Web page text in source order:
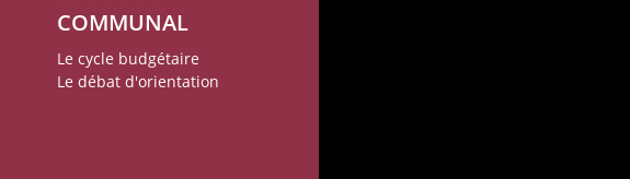
COMMUNAL
Le cycle budgétaire
Le débat d'orientation